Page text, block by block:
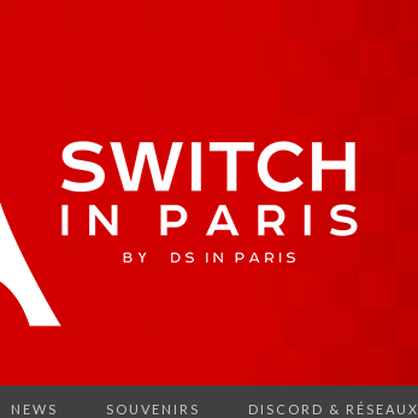
NEWS SOUVENIRS DISCORD & RÉSEAUX